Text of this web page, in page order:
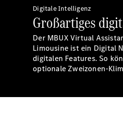
Digitale Intelligenz
Großartiges
Der MBUX Virtual
Limousine ist ein Digital
digitalen Features. So
optionale Zweizonen-